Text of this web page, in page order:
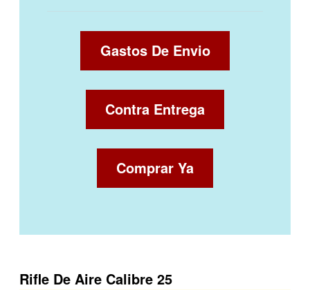
Gastos De Envio
Contra Entrega
Comprar Ya
Rifle De Aire Calibre 25